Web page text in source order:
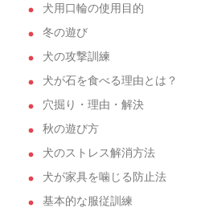
犬用口輪の使用目的
冬の遊び
犬の攻撃訓練
犬が石を食べる理由とは？
穴掘り・理由・解決
秋の遊び方
犬のストレス解消方法
犬が家具を噛じる防止法
基本的な服従訓練